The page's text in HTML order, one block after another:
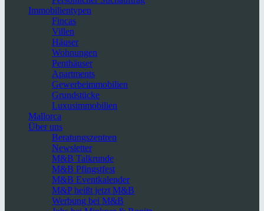
Immobilientypen
Fincas
Villen
Häuser
Wohnungen
Penthäuser
Apartments
Gewerbeimmobilien
Grundstücke
Luxusimmobilien
Mallorca
Über uns
Beratungszentren
Newsletter
M&B Talkrunde
M&B Pfingstfest
M&B Eventkalender
M&P heißt jetzt M&B
Werbung bei M&B